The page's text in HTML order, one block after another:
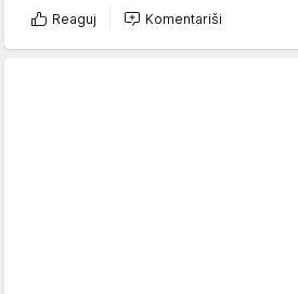
Reaguj Komentariši